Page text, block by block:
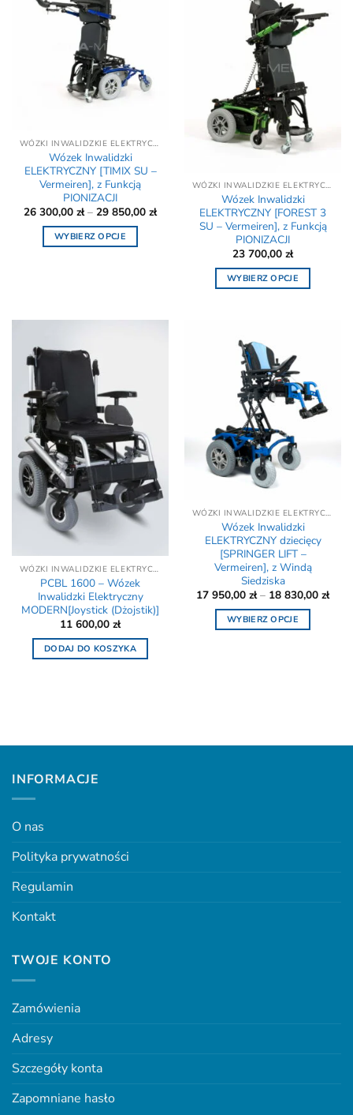
WÓZKI INWALIDZKIE ELEKTRYCZNE - REFUNDACJA NFZ
Wózek Inwalidzki
ELEKTRYCZNY [TIMIX SU –
Vermeiren], z Funkcją
PIONIZACJI
26 300,00 zł – 29 850,00 złZakres
cen:
WYBIERZ OPCJE
wariantów.
można
wybrać
na
stronie
produktu
WÓZKI INWALIDZKIE ELEKTRYCZNE - REFUNDACJA NFZ
Wózek Inwalidzki
ELEKTRYCZNY [FOREST 3
SU – Vermeiren], z Funkcją
PIONIZACJI
23 700,00 zł
WYBIERZ OPCJE
wiele
wariantów.
Opcje
można
wybrać
na
stronie
produktu
WÓZKI INWALIDZKIE ELEKTRYCZNE - REFUNDACJA NFZ
PCBL 1600 – Wózek
Inwalidzki Elektryczny
MODERN[Joystick (Dżojstik)]
11 600,00 zł
DODAJ DO KOSZYKA
WÓZKI INWALIDZKIE ELEKTRYCZNE - REFUNDACJA NFZ
Wózek Inwalidzki
ELEKTRYCZNY dziecięcy
[SPRINGER LIFT –
Vermeiren], z Windą
Siedziska
17 950,00 zł – 18 830,00 zł
cen:
WYBIERZ OPCJE
INFORMACJE
O nas
Polityka prywatności
Regulamin
Kontakt
TWOJE KONTO
Zamówienia
Adresy
Szczegóły konta
Zapomniane hasło